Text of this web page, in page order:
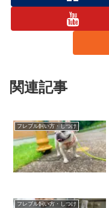
関連記事
フレブル飼い方・しつけ
フレブル飼い方・しつけ